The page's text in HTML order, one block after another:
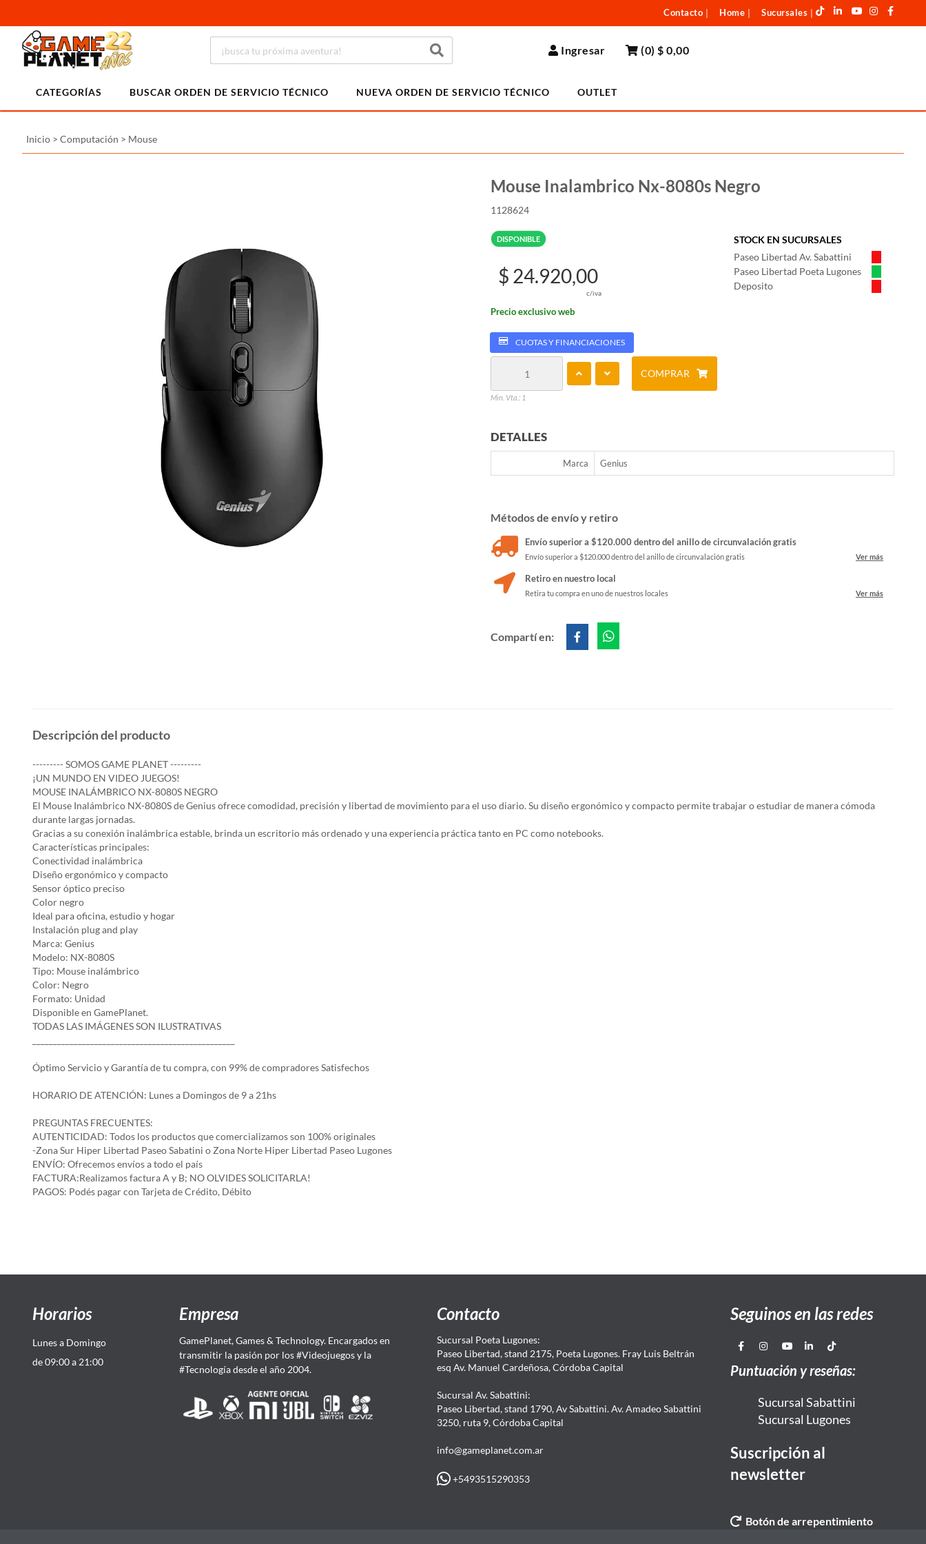
Contacto Home Sucursales
Ingresar (0)$ 0,00
CATEGORÍAS BUSCAR ORDEN DE SERVICIO TÉCNICO NUEVA ORDEN DE SERVICIO TÉCNICO OUTLET
Inicio > Computación > Mouse
Mouse Inalambrico Nx-8080s Negro
1128624
DISPONIBLE
STOCK EN SUCURSALES
Paseo Libertad Av. Sabattini
Paseo Libertad Poeta Lugones
Deposito
$ 24.920,00
c/iva
Precio exclusivo web
CUOTAS Y FINANCIACIONES
Min. Vta.: 1
COMPRAR
DETALLES
Marca Genius
Métodos de envío y retiro
Envío superior a $120.000 dentro del anillo de circunvalación gratis
Envío superior a $120.000 dentro del anillo de circunvalación gratis Ver más
Retiro en nuestro local
Retira tu compra en uno de nuestros locales Ver más
Compartí en:
Descripción del producto
--------- SOMOS GAME PLANET ---------
¡UN MUNDO EN VIDEO JUEGOS!
MOUSE INALÁMBRICO NX-8080S NEGRO
El Mouse Inalámbrico NX-8080S de Genius ofrece comodidad, precisión y libertad de movimiento para el uso diario. Su diseño ergonómico y compacto permite trabajar o estudiar de manera cómoda
durante largas jornadas.
Gracias a su conexión inalámbrica estable, brinda un escritorio más ordenado y una experiencia práctica tanto en PC como notebooks.
Características principales:
Conectividad inalámbrica
Diseño ergonómico y compacto
Sensor óptico preciso
Color negro
Ideal para oficina, estudio y hogar
Instalación plug and play
Marca: Genius
Modelo: NX-8080S
Tipo: Mouse inalámbrico
Color: Negro
Formato: Unidad
Disponible en GamePlanet.
TODAS LAS IMÁGENES SON ILUSTRATIVAS
Óptimo Servicio y Garantía de tu compra, con 99% de compradores Satisfechos
HORARIO DE ATENCIÓN: Lunes a Domingos de 9 a 21hs
PREGUNTAS FRECUENTES:
AUTENTICIDAD: Todos los productos que comercializamos son 100% originales
-Zona Sur Hiper Libertad Paseo Sabatini o Zona Norte Hiper Libertad Paseo Lugones
ENVÍO: Ofrecemos envíos a todo el país
FACTURA:Realizamos factura A y B; NO OLVIDES SOLICITARLA!
PAGOS: Podés pagar con Tarjeta de Crédito, Débito
Horarios
Lunes a Domingo
de 09:00 a 21:00
Empresa
GamePlanet, Games & Technology. Encargados en
transmitir la pasión por los #Videojuegos y la
#Tecnología desde el año 2004.
Contacto
Sucursal Poeta Lugones:
Paseo Libertad, stand 2175, Poeta Lugones. Fray Luis Beltrán
esq Av. Manuel Cardeñosa, Córdoba Capital
Sucursal Av. Sabattini:
Paseo Libertad, stand 1790, Av Sabattini. Av. Amadeo Sabattini
3250, ruta 9, Córdoba Capital
info@gameplanet.com.ar
+5493515290353
Seguinos en las redes
Puntuación y reseñas:
Sucursal Sabattini
Sucursal Lugones
Suscripción al
newsletter
Botón de arrepentimiento